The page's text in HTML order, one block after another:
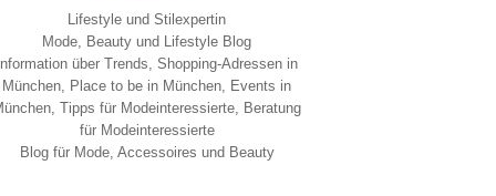
Lifestyle und Stilexpertin
Mode, Beauty und Lifestyle Blog
über Trends, Shopping-Adressen in
München, Place to be in München, Events in
Tipps für Modeinteressierte, Beratung
für Modeinteressierte
Blog für Mode, Accessoires und Beauty